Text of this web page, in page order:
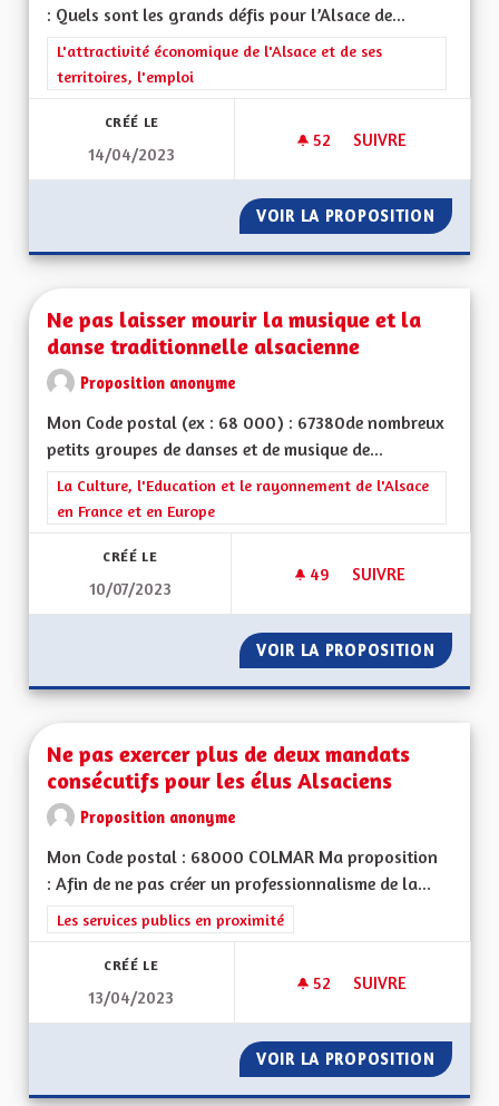
: Quels sont les grands défis pour l’Alsace de...
Filtrer les résultats de la catégorie : L'attractivité
L'attractivité économique de l'Alsace et de ses
territoires, l'emploi
CRÉÉ LE
14/04/2023
52 52 ABONNÉS
SUIVRE
VOIR LA PROPOSITION NE
Ne pas laisser mourir la musique et la
danse traditionnelle alsacienne
Proposition anonyme
Mon Code postal (ex : 68 000) : 67380de nombreux
petits groupes de danses et de musique de...
Filtrer les résultats de la catégorie : La Culture, l'Education et
La Culture, l'Education et le rayonnement de l'Alsace
en France et en Europe
CRÉÉ LE
10/07/2023
49 49 ABONNÉS
SUIVRE
VOIR LA PROPOSITION NE
Ne pas exercer plus de deux mandats
consécutifs pour les élus Alsaciens
Proposition anonyme
Mon Code postal : 68000 COLMAR Ma proposition
: Afin de ne pas créer un professionnalisme de la...
Filtrer les résultats de la catégorie : Les services publics en
Les services publics en proximité
CRÉÉ LE
13/04/2023
52 52 ABONNÉS
SUIVRE
VOIR LA PROPOSITION NE